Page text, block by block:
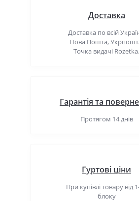
Доставка
Доставка по всій
Нова Пошта,
Точка видачі Rozetka.
Гарантія та
Протягом 14 днів
Гуртові ціни
При купівлі товару від
блоку